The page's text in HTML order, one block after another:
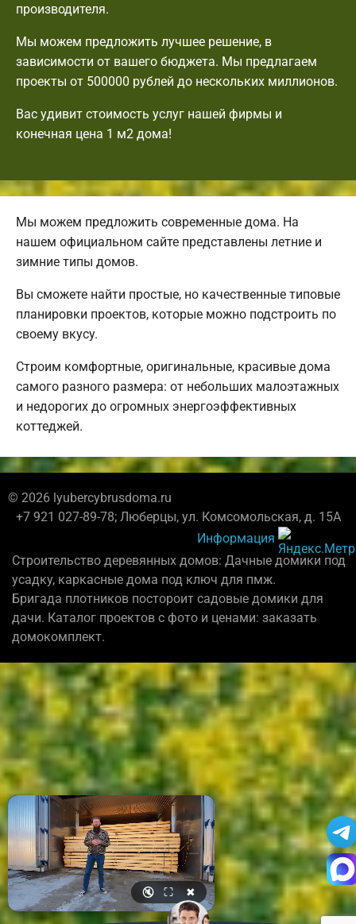
производителя.
Мы можем предложить лучшее решение, в
зависимости от вашего бюджета. Мы предлагаем
проекты от 500000 рублей до нескольких миллионов.
Вас удивит стоимость услуг нашей фирмы и
конечная цена 1 м2 дома!
Мы можем предложить современные дома. На
нашем официальном сайте представлены летние и
зимние типы домов.
Вы сможете найти простые, но качественные типовые
планировки проектов, которые можно подстроить по
своему вкусу.
Строим комфортные, оригинальные, красивые дома
самого разного размера: от небольших малоэтажных
и недорогих до огромных энергоэффективных
коттеджей.
© 2026 lyubercybrusdoma.ru
+7 921 027-89-78; Люберцы, ул. Комсомольская, д. 15А
Информация
Строительство деревянных домов: Дачные домики под
усадку, каркасные дома под ключ для пмж.
Бригада плотников постороит садовые домики для
дачи. Каталог проектов с фото и ценами: заказать
домокомплект.
🔇 ⛶ ✖